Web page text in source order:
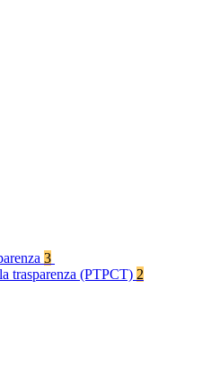
3
trasparenza (PTPCT) 2